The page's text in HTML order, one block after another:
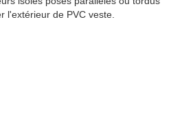
l'extérieur de PVC veste.